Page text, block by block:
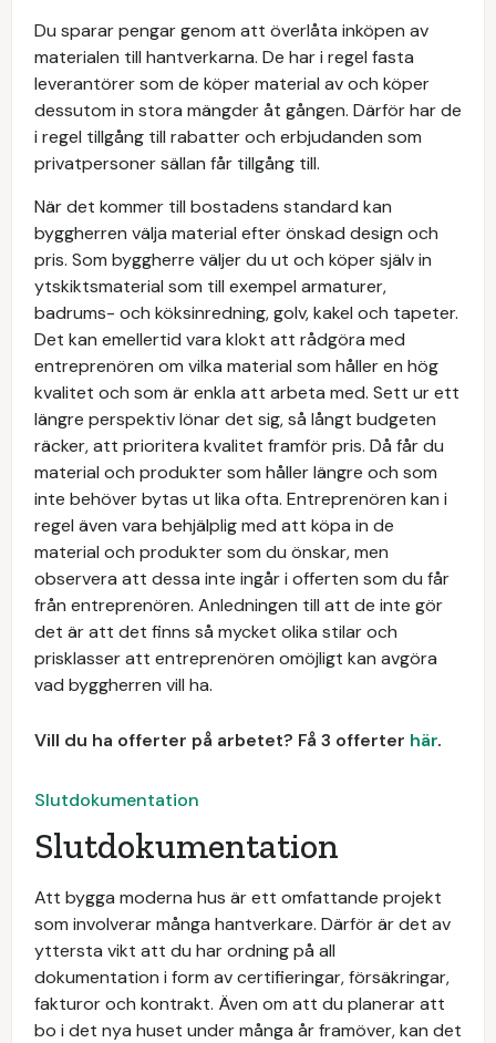
Du sparar pengar genom att överlåta inköpen av
materialen till hantverkarna. De har i regel fasta
leverantörer som de köper material av och köper
dessutom in stora mängder åt gången. Därför har de
i regel tillgång till rabatter och erbjudanden som
privatpersoner sällan får tillgång till.
När det kommer till bostadens standard kan
byggherren välja material efter önskad design och
pris. Som byggherre väljer du ut och köper själv in
ytskiktsmaterial som till exempel armaturer,
badrums- och köksinredning, golv, kakel och tapeter.
Det kan emellertid vara klokt att rådgöra med
entreprenören om vilka material som håller en hög
kvalitet och som är enkla att arbeta med. Sett ur ett
längre perspektiv lönar det sig, så långt budgeten
räcker, att prioritera kvalitet framför pris. Då får du
material och produkter som håller längre och som
inte behöver bytas ut lika ofta. Entreprenören kan i
regel även vara behjälplig med att köpa in de
material och produkter som du önskar, men
observera att dessa inte ingår i offerten som du får
från entreprenören. Anledningen till att de inte gör
det är att det finns så mycket olika stilar och
prisklasser att entreprenören omöjligt kan avgöra
vad byggherren vill ha.
Vill du ha offerter på arbetet? Få 3 offerter här.
Slutdokumentation
Slutdokumentation
Att bygga moderna hus är ett omfattande projekt
som involverar många hantverkare. Därför är det av
yttersta vikt att du har ordning på all
dokumentation i form av certifieringar, försäkringar,
fakturor och kontrakt. Även om att du planerar att
bo i det nya huset under många år framöver, kan det